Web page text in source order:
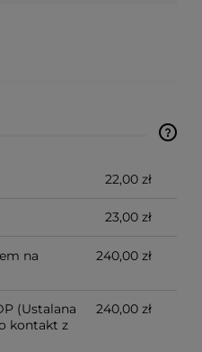
wymiary produktu,
22,00 zł
23,00 zł
na
240,00 zł
(Ustalana
kontakt z
240,00 zł